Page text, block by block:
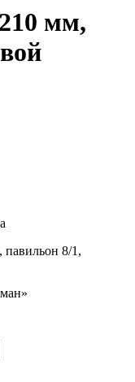
мм,
павильон 8/1,